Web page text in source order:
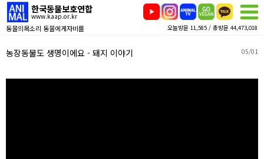
한국동물보호연합
www.kaap.or.kr
동물의목소리 동물에게자비를 오늘방문 11,585 / 총방문 44,473,018
농장동물도 생명이에요 - 돼지 이야기 05/01